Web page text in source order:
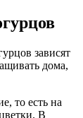
зависят
дома,
то есть на
В